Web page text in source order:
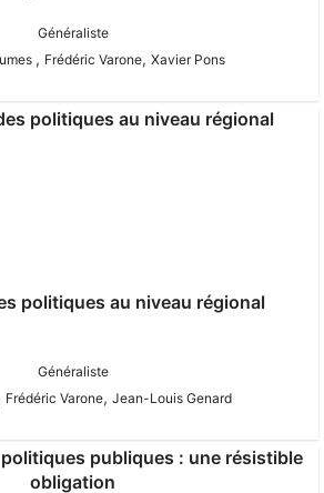
Généraliste
, Frédéric Varone, Xavier Pons
politiques au niveau régional
Généraliste
Frédéric Varone, Jean-Louis Genard